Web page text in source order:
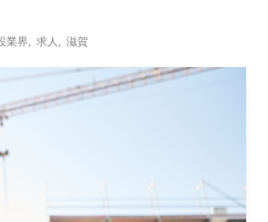
業界 求人 滋賀